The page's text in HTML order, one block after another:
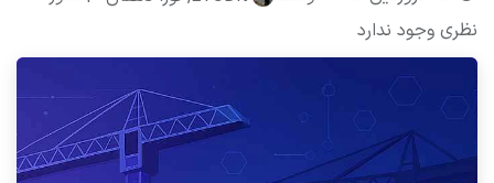
نظری وجود ندارد